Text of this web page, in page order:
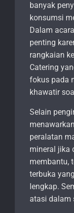
banyak
konsumsi
Dalam
penting
rangkaian
Catering
fokus pada
khawatir
Selain
peralatan
mineral jika
membantu,
terbuka
lengkap.
atasi dalam